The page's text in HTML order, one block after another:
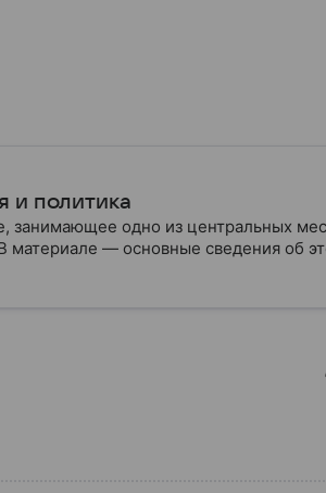
и политика
одно из центральных
— основные сведения об